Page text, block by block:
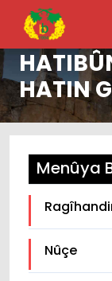
LI
GEL E:
HATIN
Menûya
Nûçe